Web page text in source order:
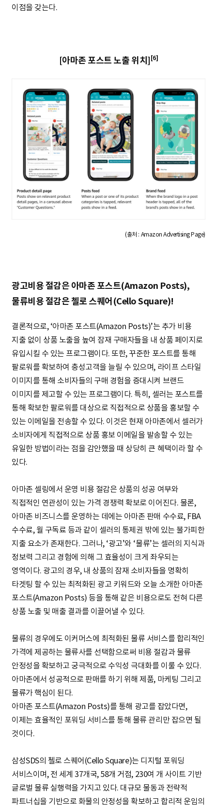
이점을 갖는다.
[아마존 포스트 노출 위치] [6]
(출처 : Amazon Advertising Page)
광고비용 절감은 아마존 포스트(Amazon Posts),
물류비용 절감은 첼로 스퀘어(Cello Square)!
결론적으로, ‘아마존 포스트(Amazon Posts)’는 추가 비용
지출 없이 상품 노출을 높여 잠재 구매자들을 내 상품 페이지로
유입시킬 수 있는 프로그램이다. 또한, 꾸준한 포스트를 통해
팔로워를 확보하여 충성고객을 늘릴 수 있으며, 라이프 스타일
이미지를 통해 소비자들의 구매 경험을 증대시켜 브랜드
이미지를 제고할 수 있는 프로그램이다. 특히, 셀러는 포스트를
통해 확보한 팔로워를 대상으로 직접적으로 상품을 홍보할 수
있는 이메일을 전송할 수 있다. 이것은 현재 아마존에서 셀러가
소비자에게 직접적으로 상품 홍보 이메일을 발송할 수 있는
유일한 방법이라는 점을 감안했을 때 상당히 큰 혜택이라 할 수
있다.
아마존 셀링에서 운영 비용 절감은 상품의 성공 여부와
직접적인 연관성이 있는 가격 경쟁력 확보로 이어진다. 물론,
아마존 비즈니스를 운영하는 데에는 아마존 판매 수수료, FBA
수수료, 월 구독료 등과 같이 셀러의 통제권 밖에 있는 불가피한
지출 요소가 존재한다. 그러나, ‘광고’와 ‘물류’는 셀러의 지식과
정보력 그리고 경험에 의해 그 효율성이 크게 좌우되는
영역이다. 광고의 경우, 내 상품의 잠재 소비자들을 명확히
타겟팅 할 수 있는 최적화된 광고 키워드와 오늘 소개한 아마존
포스트(Amazon Posts) 등을 통해 같은 비용으로도 전혀 다른
상품 노출 및 매출 결과를 이끌어낼 수 있다.
물류의 경우에도 이커머스에 최적화된 물류 서비스를 합리적인
가격에 제공하는 물류사를 선택함으로써 비용 절감과 물류
안정성을 확보하고 궁극적으로 수익성 극대화를 이룰 수 있다.
아마존에서 성공적으로 판매를 하기 위해 제품, 마케팅 그리고
물류가 핵심이 된다.
아마존 포스트(Amazon Posts)를 통해 광고를 잡았다면,
이제는 효율적인 포워딩 서비스를 통해 물류 관리만 잡으면 될
것이다.
삼성SDS의 첼로 스퀘어(Cello Square)는 디지털 포워딩
서비스이며, 전 세계 37개국, 58개 거점, 230여 개 사이트 기반
글로벌 물류 실행력을 가지고 있다. 대규모 물동과 전략적
파트너십을 기반으로 화물의 안정성을 확보하고 합리적 운임의